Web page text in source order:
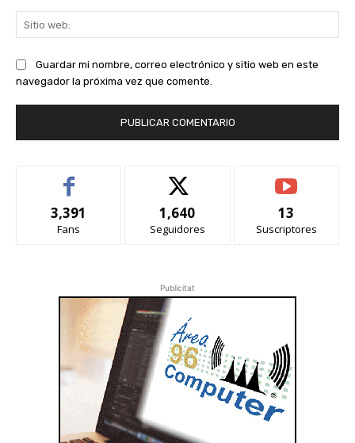
Guardar mi nombre, correo electrónico y sitio web en este
navegador la próxima vez que comente.
3,391
Fans
1,640
Seguidores
13
Suscriptores
Publicitat